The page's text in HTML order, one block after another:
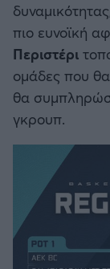
πιο ευνοϊκή
Περιστέρι
ομάδες που
θα
γκρουπ.